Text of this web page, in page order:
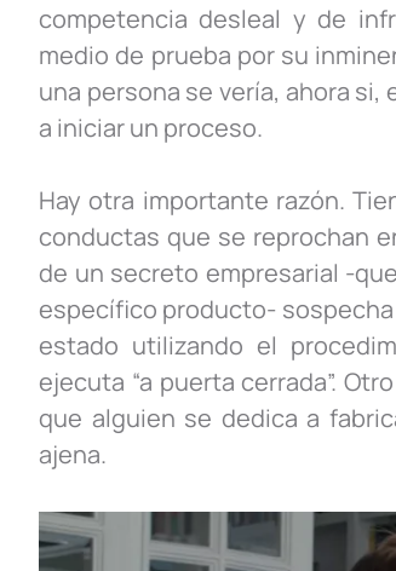
competencia desleal y de
medio de prueba por su
una persona se vería, ahora
a iniciar un proceso.
Hay otra importante razón.
conductas que se reprochan
de un secreto empresarial -
específico producto-
estado utilizando el
ejecuta “a puerta cerrada”.
que alguien se dedica a
ajena.